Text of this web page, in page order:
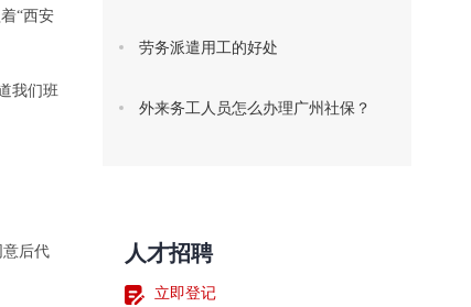
“西安
我们班
后代
劳务派遣用工的好处
外来务工人员怎么办理广州社保？
人才招聘
立即登记